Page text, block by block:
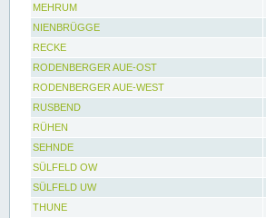
MEHRUM
NIENBRÜGGE
RECKE
RODENBERGER AUE-OST
RODENBERGER AUE-WEST
RUSBEND
RÜHEN
SEHNDE
SÜLFELD OW
SÜLFELD UW
THUNE